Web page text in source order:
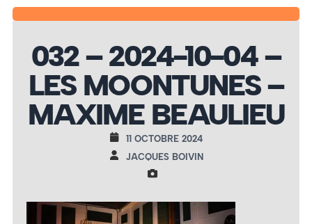
032 – 2024-10-04 –
LES MOONTUNES –
MAXIME BEAULIEU
11 OCTOBRE 2024
JACQUES BOIVIN